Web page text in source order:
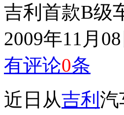
吉利首款B级
2009年11月
有评论0条
近日从吉利 汽